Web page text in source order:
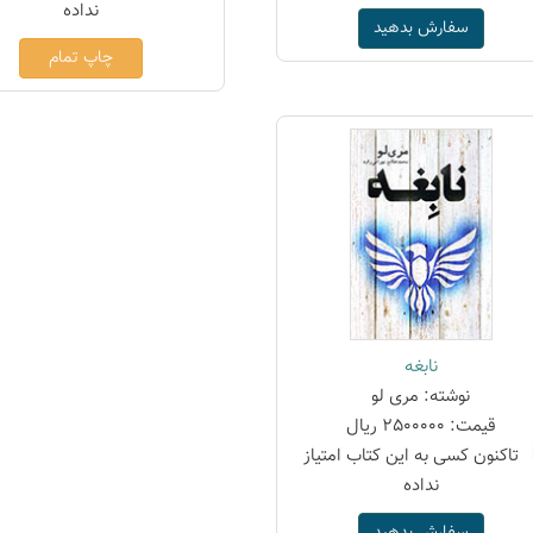
سفارش بدهید
چاپ تمام
نابغه
نوشته: مری لو
قیمت: 2500000 ریال